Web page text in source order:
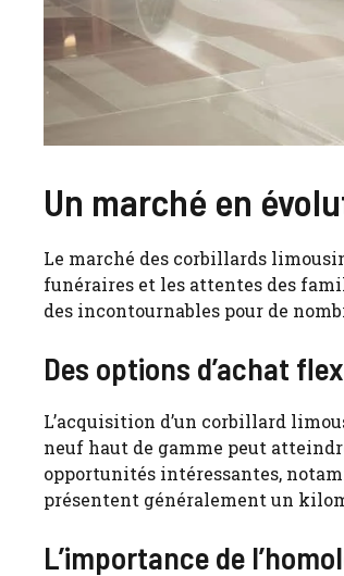
Un marché en
Le marché des corbillards
funéraires et les attentes des
des incontournables pour de
Des options d’achat
L’acquisition d’un corbillard
neuf haut de gamme peut
opportunités intéressantes,
présentent généralement un
L’importance de